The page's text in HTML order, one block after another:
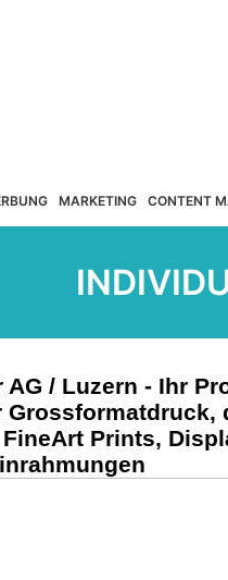
MARKETING CONTENT
/ Luzern - Ihr
Grossformatdruck,
Prints,